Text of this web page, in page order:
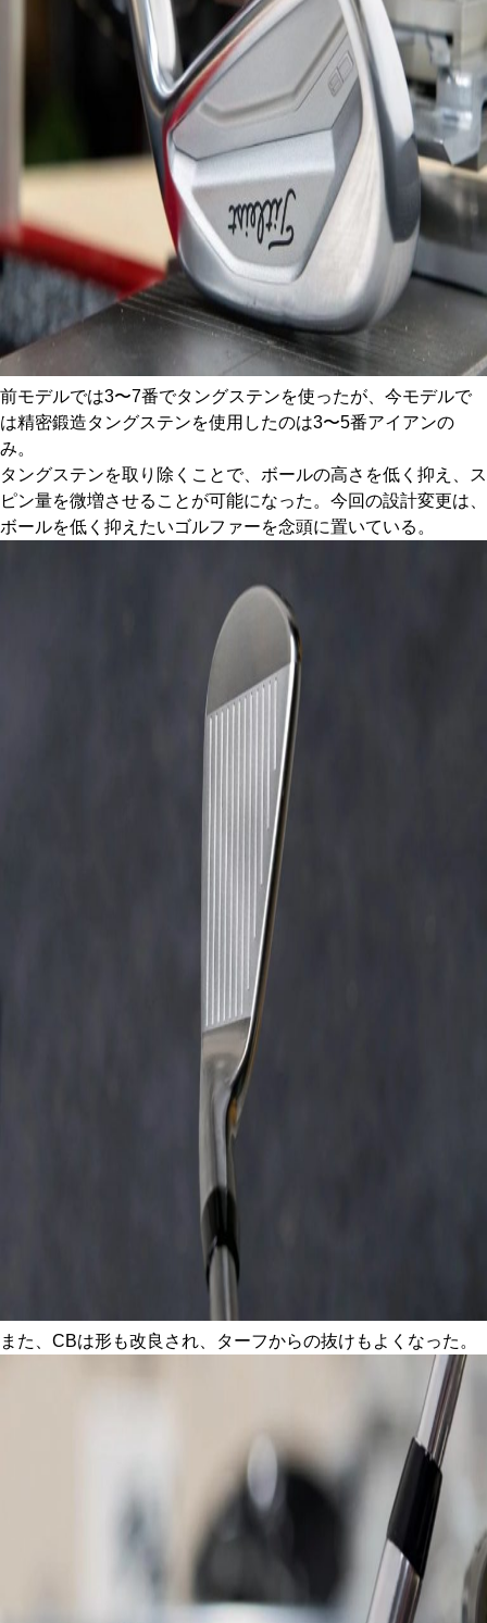
前モデルでは3〜7番でタングステンを使ったが、今モデルで
は精密鍛造タングステンを使用したのは3〜5番アイアンの
み。
タングステンを取り除くことで、ボールの高さを低く抑え、ス
ピン量を微増させることが可能になった。今回の設計変更は、
ボールを低く抑えたいゴルファーを念頭に置いている。
また、CBは形も改良され、ターフからの抜けもよくなった。